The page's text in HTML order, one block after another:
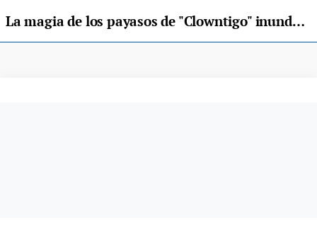
La magia de los payasos de "Clowntigo" inunda el CP de Lugo de Llanera